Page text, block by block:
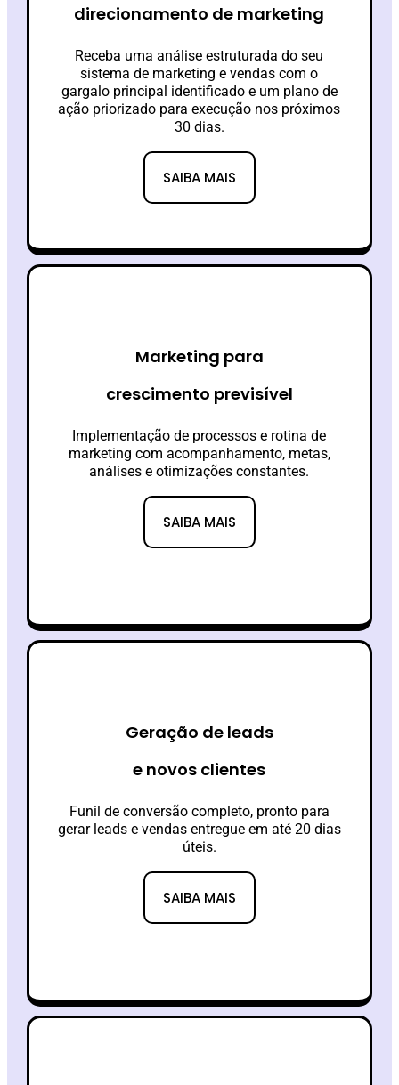
direcionamento de marketing
Receba uma análise estruturada do seu
sistema de marketing e vendas com o
gargalo principal identificado e um plano de
ação priorizado para execução nos próximos
30 dias.
SAIBA MAIS
Marketing para
crescimento previsível
Implementação de processos e rotina de
marketing com acompanhamento, metas,
análises e otimizações constantes.
SAIBA MAIS
Geração de leads
e novos clientes
Funil de conversão completo, pronto para
gerar leads e vendas entregue em até 20 dias
úteis.
SAIBA MAIS